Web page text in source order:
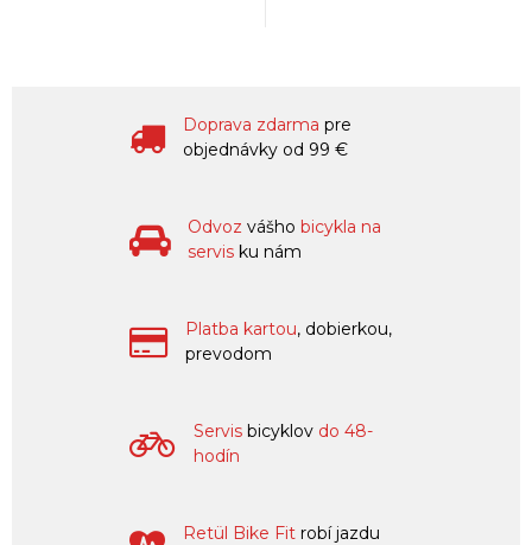
Doprava zdarma pre
objednávky od 99 €
Odvoz vášho bicykla na
servis ku nám
Platba kartou, dobierkou,
prevodom
Servis bicyklov do 48-
hodín
Retül Bike Fit robí jazdu